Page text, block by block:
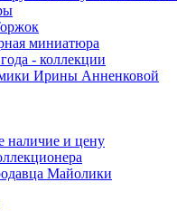
миниатюра
- коллекции
Ирины Анненковой
наличие и цену
Майолики